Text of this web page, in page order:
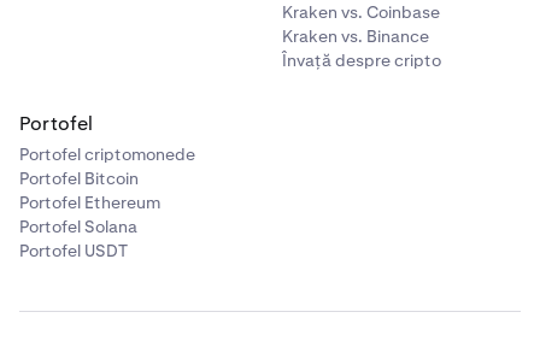
Kraken vs. Coinbase
Kraken vs. Binance
Învață despre cripto
Portofel
Portofel criptomonede
Portofel Bitcoin
Portofel Ethereum
Portofel Solana
Portofel USDT